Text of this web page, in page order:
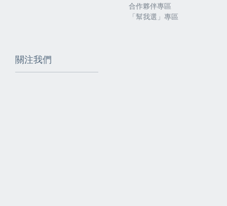
合作夥伴專區
「幫我選」專區
關注我們